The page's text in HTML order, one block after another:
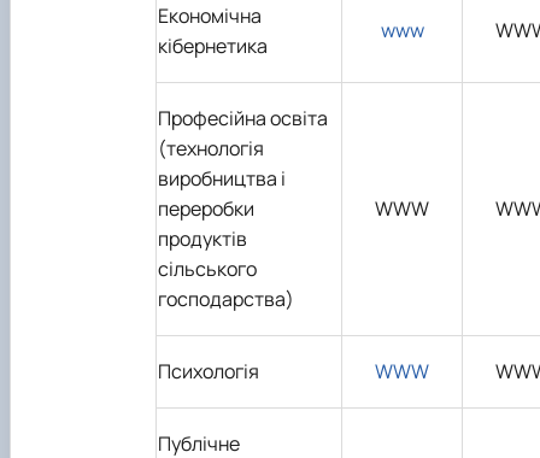
Економічна
кібернетика
www
Професійна освіта
(технологія
виробництва і
переробки
продуктів
сільського
господарства)
WWW
Психологія WWW
Публічне